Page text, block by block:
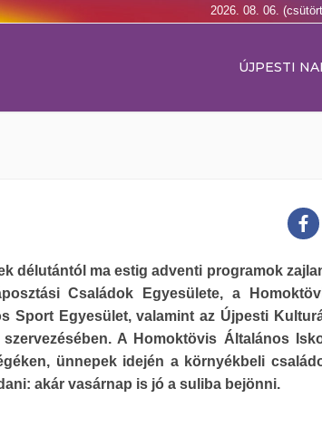
2026. 08. 06.
ÚJPESTI
délutántól ma estig adventi programok
Családok Egyesülete, a
Sport Egyesület, valamint az Újpesti
szervezésében. A Homoktövis Általános
ünnepek idején a környékbeli
akár vasárnap is jó a suliba bejönni.